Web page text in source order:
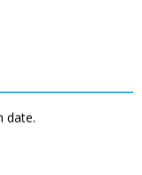
date.